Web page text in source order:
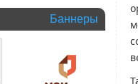
Баннеры